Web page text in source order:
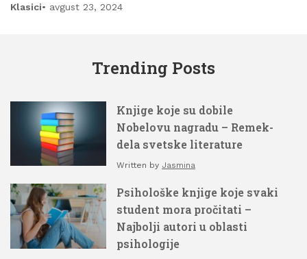
Klasici avgust 23, 2024
Trending Posts
Knjige koje su dobile
Nobelovu nagradu – Remek-
dela svetske literature
Written by Jasmina
Psihološke knjige koje svaki
student mora pročitati –
Najbolji autori u oblasti
psihologije